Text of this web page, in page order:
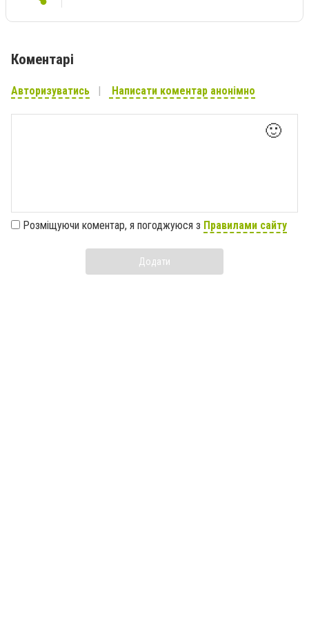
Коментарі
Авторизуватись Написати коментар анонімно
🙂
Розміщуючи коментар, я погоджуюся з Правилами сайту
Додати